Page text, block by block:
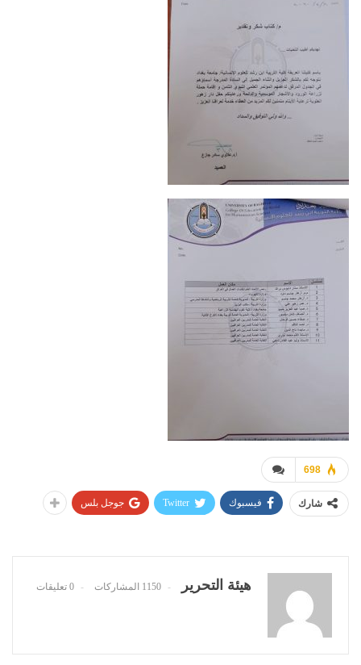
698
شارك فيسبوك Twitter جوجل بلس
هيئة التحرير 1150 المشاركات 0 تعليقات